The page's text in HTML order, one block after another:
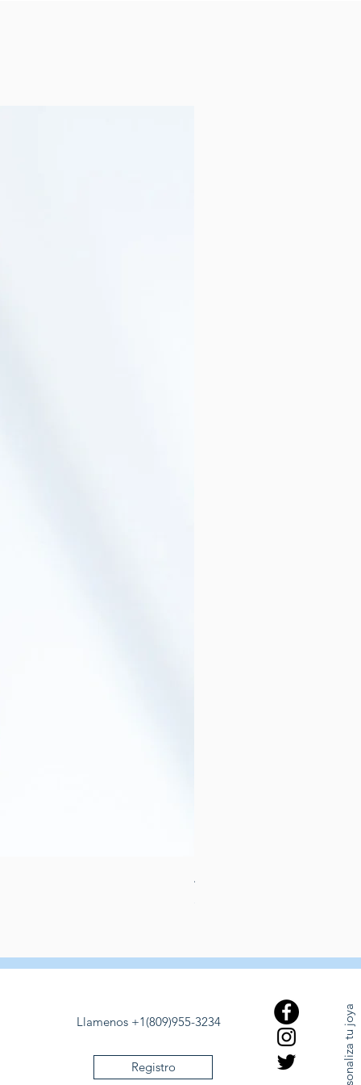
Aretes de perlas de rio
Personaliza tu joya
Llamenos +1(809)955-3234
Registro